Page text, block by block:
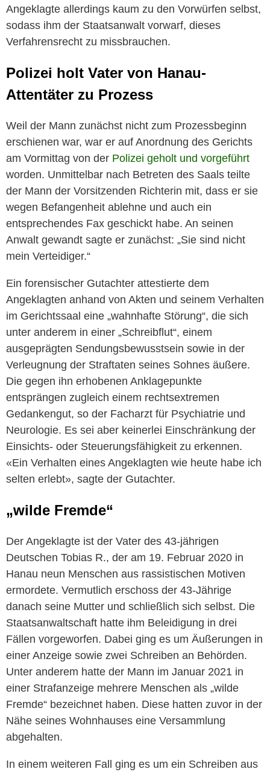
Angeklagte allerdings kaum zu den Vorwürfen selbst,
sodass ihm der Staatsanwalt vorwarf, dieses
Verfahrensrecht zu missbrauchen.
Polizei holt Vater von Hanau-
Attentäter zu Prozess
Weil der Mann zunächst nicht zum Prozessbeginn
erschienen war, war er auf Anordnung des Gerichts
am Vormittag von der Polizei geholt und vorgeführt
worden. Unmittelbar nach Betreten des Saals teilte
der Mann der Vorsitzenden Richterin mit, dass er sie
wegen Befangenheit ablehne und auch ein
entsprechendes Fax geschickt habe. An seinen
Anwalt gewandt sagte er zunächst: „Sie sind nicht
mein Verteidiger.“
Ein forensischer Gutachter attestierte dem
Angeklagten anhand von Akten und seinem Verhalten
im Gerichtssaal eine „wahnhafte Störung“, die sich
unter anderem in einer „Schreibflut“, einem
ausgeprägten Sendungsbewusstsein sowie in der
Verleugnung der Straftaten seines Sohnes äußere.
Die gegen ihn erhobenen Anklagepunkte
entsprängen zugleich einem rechtsextremen
Gedankengut, so der Facharzt für Psychiatrie und
Neurologie. Es sei aber keinerlei Einschränkung der
Einsichts- oder Steuerungsfähigkeit zu erkennen.
«Ein Verhalten eines Angeklagten wie heute habe ich
selten erlebt», sagte der Gutachter.
„wilde Fremde“
Der Angeklagte ist der Vater des 43-jährigen
Deutschen Tobias R., der am 19. Februar 2020 in
Hanau neun Menschen aus rassistischen Motiven
ermordete. Vermutlich erschoss der 43-Jährige
danach seine Mutter und schließlich sich selbst. Die
Staatsanwaltschaft hatte ihm Beleidigung in drei
Fällen vorgeworfen. Dabei ging es um Äußerungen in
einer Anzeige sowie zwei Schreiben an Behörden.
Unter anderem hatte der Mann im Januar 2021 in
einer Strafanzeige mehrere Menschen als „wilde
Fremde“ bezeichnet haben. Diese hatten zuvor in der
Nähe seines Wohnhauses eine Versammlung
abgehalten.
In einem weiteren Fall ging es um ein Schreiben aus